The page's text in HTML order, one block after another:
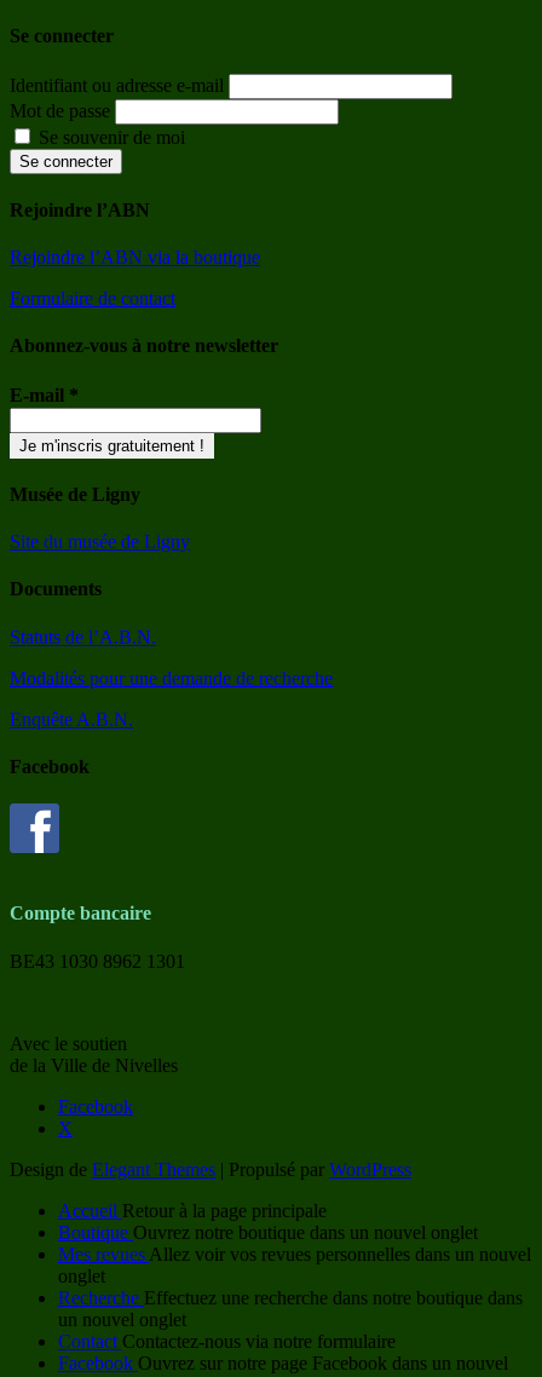
Se connecter
Identifiant ou adresse e-mail
Mot de passe
Se souvenir de moi
Se connecter
Rejoindre l’ABN
Rejoindre l’ABN via la boutique
Formulaire de contact
Abonnez-vous à notre newsletter
E-mail *
Musée de Ligny
Site du musée de Ligny
Documents
Statuts de l’A.B.N.
Modalités pour une demande de recherche
Enquête A.B.N.
Facebook
Compte bancaire
BE43 1030 8962 1301
Avec le soutien
de la Ville de Nivelles
Facebook
X
Design de Elegant Themes | Propulsé par WordPress
Accueil Retour à la page principale
Boutique Ouvrez notre boutique dans un nouvel onglet
Mes revues Allez voir vos revues personnelles dans un nouvel
onglet
Recherche Effectuez une recherche dans notre boutique dans
un nouvel onglet
Contact Contactez-nous via notre formulaire
Facebook Ouvrez sur notre page Facebook dans un nouvel